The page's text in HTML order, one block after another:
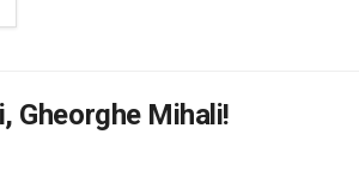
Gheorghe Mihali!